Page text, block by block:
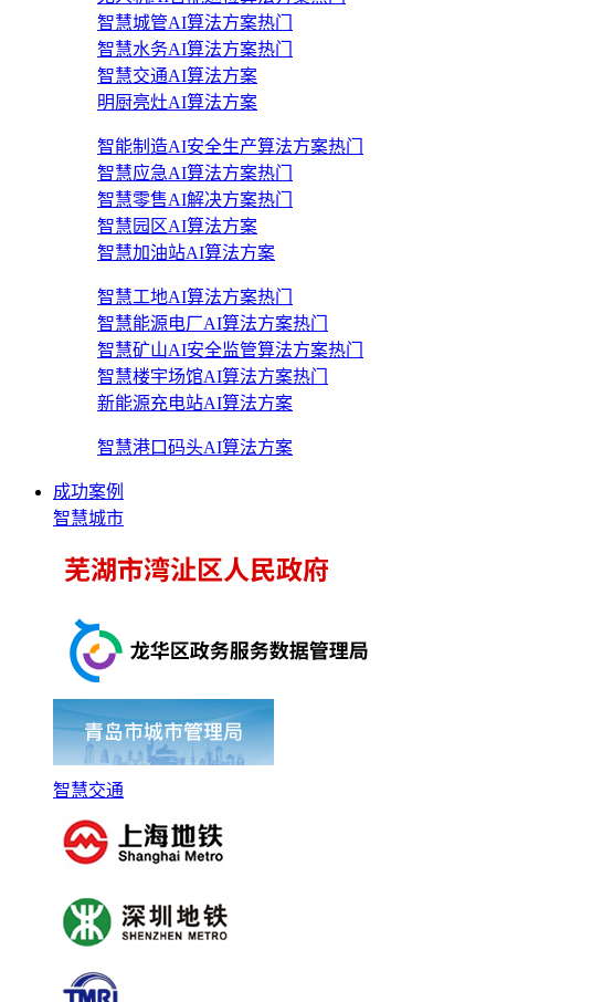
智慧城管AI算法方案热门
智慧水务AI算法方案热门
智慧交通AI算法方案
明厨亮灶AI算法方案
智能制造AI安全生产算法方案热门
智慧应急AI算法方案热门
智慧零售AI解决方案热门
智慧园区AI算法方案
智慧加油站AI算法方案
智慧工地AI算法方案热门
智慧能源电厂AI算法方案热门
智慧矿山AI安全监管算法方案热门
智慧楼宇场馆AI算法方案热门
新能源充电站AI算法方案
智慧港口码头AI算法方案
成功案例
智慧城市
智慧交通